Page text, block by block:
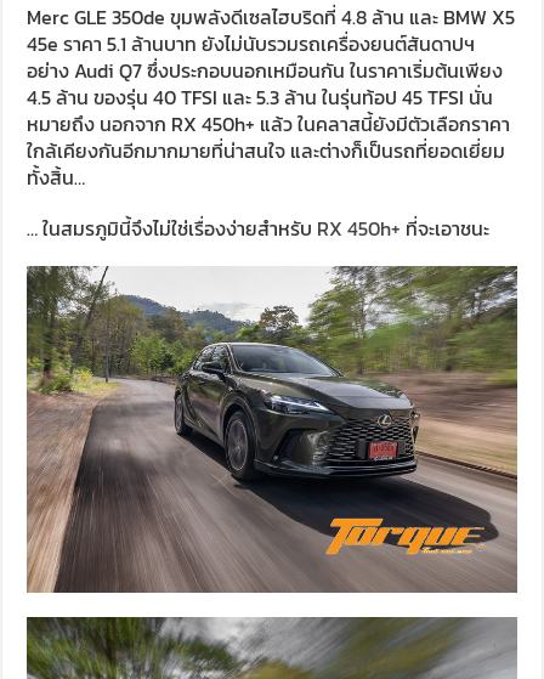
Merc GLE 350de ขุมพลังดีเซลไฮบริดที่ 4.8 ล้าน และ BMW X5
45e ราคา 5.1 ล้านบาท ยังไม่นับรวมรถเครื่องยนต์สันดาปฯ
อย่าง Audi Q7 ซึ่งประกอบนอกเหมือนกัน ในราคาเริ่มต้นเพียง
4.5 ล้าน ของรุ่น 40 TFSI และ 5.3 ล้าน ในรุ่นท้อป 45 TFSI นั่น
หมายถึง นอกจาก RX 450h+ แล้ว ในคลาสนี้ยังมีตัวเลือกราคา
ใกล้เคียงกันอีกมากมายที่น่าสนใจ และต่างก็เป็นรถที่ยอดเยี่ยม
ทั้งสิ้น…
… ในสมรภูมินี้จึงไม่ใช่เรื่องง่ายสำหรับ RX 450h+ ที่จะเอาชนะ